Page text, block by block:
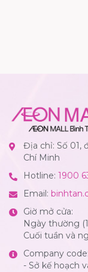
Địa chỉ: Số 01,
Chí Minh
Hotline: 1900
Email:
Giờ mở cửa:
Ngày thường
Cuối tuần và
Company
- Sở kế hoạch